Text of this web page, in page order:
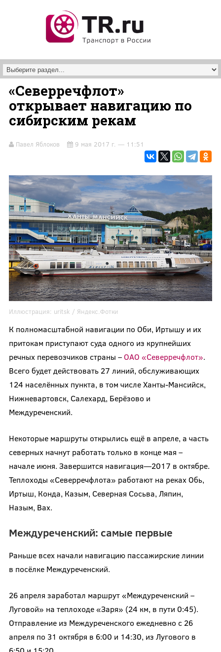
«Северречфлот»
открывает навигацию по
сибирским рекам
Павел Яблоков 9 мая 2017 г. — 11:51
Иллюстрация: uritsk / Яндекс.Фотки
К полномасштабной навигации по Оби, Иртышу и их
притокам приступают суда одного из крупнейших
речных перевозчиков страны – ОАО «Северречфлот».
Всего будет действовать 27 линий, обслуживающих
124 населённых пункта, в том числе Ханты-Мансийск,
Нижневартовск, Салехард, Берёзово и
Междуреченский.
Некоторые маршруты открылись ещё в апреле, а часть
северных начнут работать только в конце мая –
начале июня. Завершится навигация—2017 в октябре.
Теплоходы «Северречфлота» работают на реках Обь,
Иртыш, Конда, Казым, Северная Сосьва, Ляпин,
Назым, Вах.
Междуреченский: самые первые
Раньше всех начали навигацию пассажирские линии
в посёлке Междуреченский.
26 апреля заработал маршрут «Междуреченский –
Луговой» на теплоходе «Заря» (24 км, в пути 0:45).
Отправление из Междуреченского ежедневно с 26
апреля по 31 октября в 6:00 и 14:30, из Лугового в